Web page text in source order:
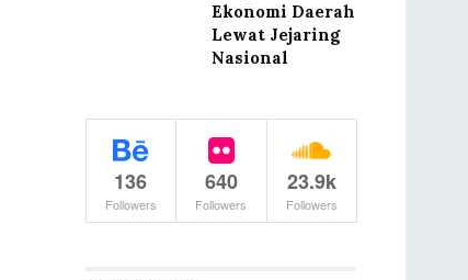
Ekonomi Daerah
Lewat Jejaring
Nasional
136
Followers
640
Followers
23.9k
Followers